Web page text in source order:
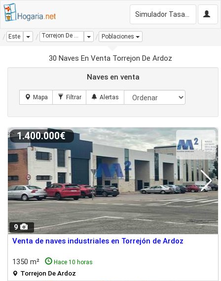
Este Dropdown Torrejon De Ardoz Dropdown
Poblaciones
30 Naves En Venta Torrejon De Ardoz
Naves en venta
9
1.400.000€
Venta de naves industriales en Torrejón de Ardoz
1350 m² Hace 10 horas
Torrejon De Ardoz